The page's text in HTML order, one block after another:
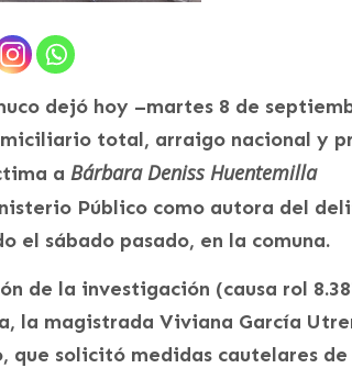
dejó hoy –martes 8 de
total, arraigo nacional y
a Bárbara Deniss Huentemilla
Público como autora del
sábado pasado, en la comuna.
de la investigación (causa rol
la magistrada Viviana García
que solicitó medidas cautelares de